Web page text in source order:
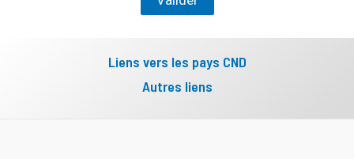
Liens vers les pays CND
Autres liens